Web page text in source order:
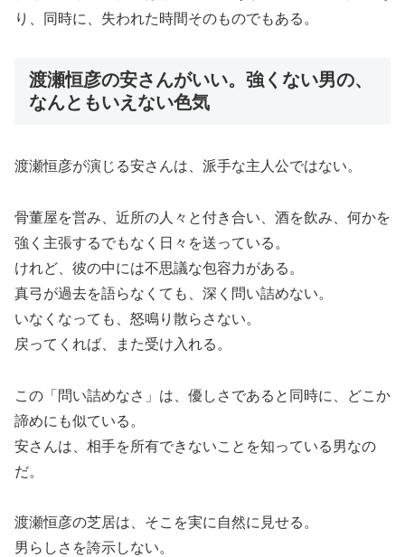
り、同時に、失われた時間そのものでもある。
渡瀬恒彦の安さんがいい。強くない男の、
なんともいえない色気
渡瀬恒彦が演じる安さんは、派手な主人公ではない。
骨董屋を営み、近所の人々と付き合い、酒を飲み、何かを
強く主張するでもなく日々を送っている。
けれど、彼の中には不思議な包容力がある。
真弓が過去を語らなくても、深く問い詰めない。
いなくなっても、怒鳴り散らさない。
戻ってくれば、また受け入れる。
この「問い詰めなさ」は、優しさであると同時に、どこか
諦めにも似ている。
安さんは、相手を所有できないことを知っている男なの
だ。
渡瀬恒彦の芝居は、そこを実に自然に見せる。
男らしさを誇示しない。